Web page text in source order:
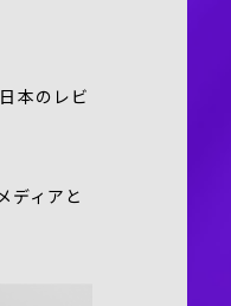
本のレビ
ディアと